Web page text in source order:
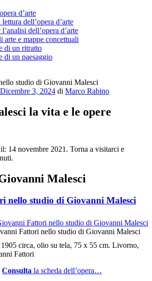
d’arte
dell’opera d’arte
dell’opera d’arte
arte e mappe concettuali
di un ritratto
di un paesaggio
Dicembre 3, 2024 di Marco Rabino
la vita e le opere
il: 14 novembre 2021. Torna a visitarci e
Malesci
nello studio di Giovanni Malesci
Fattori nello studio di Giovanni Malesci
1905 circa, olio su tela, 75 x 55 cm. Livorno,
Fattori
Consulta la scheda dell’opera…